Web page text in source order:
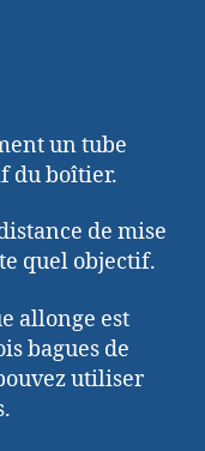
un tube
du boîtier.
de mise
quel objectif.
allonge est
bagues de
utiliser